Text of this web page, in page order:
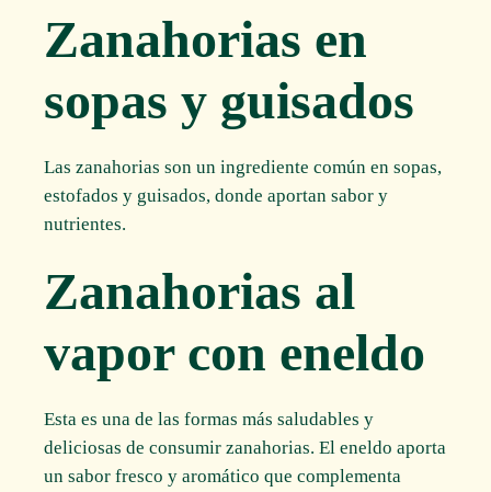
Zanahorias en
sopas y guisados
Las zanahorias son un ingrediente común en sopas,
estofados y guisados, donde aportan sabor y
nutrientes.
Zanahorias al
vapor con eneldo
Esta es una de las formas más saludables y
deliciosas de consumir zanahorias. El eneldo aporta
un sabor fresco y aromático que complementa